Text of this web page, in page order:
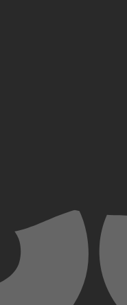
spannendste
seks en eten. Zwoel